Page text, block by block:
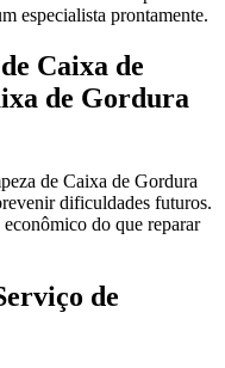
especialista prontamente.
Caixa de
de Gordura
de Caixa de Gordura
dificuldades futuros.
do que reparar
de